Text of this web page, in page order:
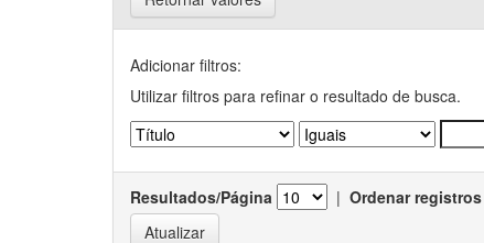
Adicionar filtros:
Utilizar filtros para refinar o resultado de busca.
Resultados/Página | Ordenar